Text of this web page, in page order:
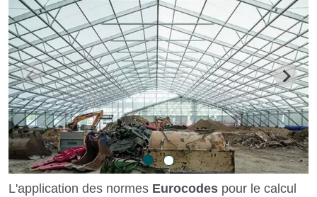
L'application des normes Eurocodes pour le calcul